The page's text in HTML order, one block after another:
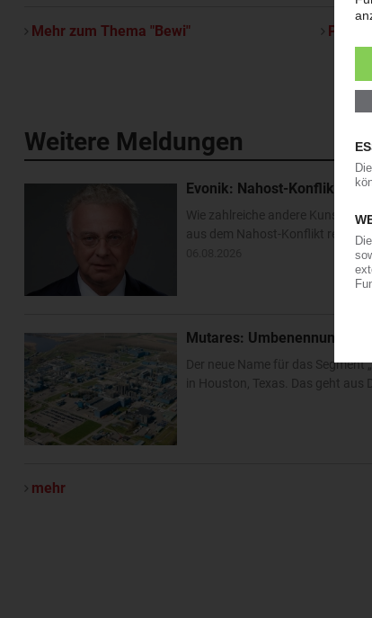
Mehr zum Thema "Bewi" Per E-
Weitere Meldungen
Evonik: Nahost-Konflikt
Wie zahlreiche andere
aus dem Nahost-Konflikt
Mutares: Umbenennung
Der neue Name für das
in Houston, Texas. Das geht aus
mehr